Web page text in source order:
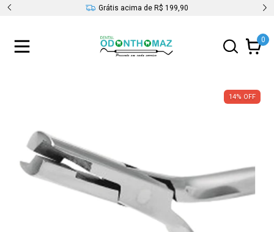
Grátis acima de R$ 199,90
0
14% OFF